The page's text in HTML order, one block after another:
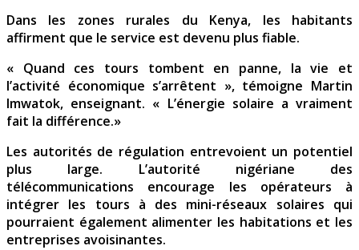
Dans les zones rurales du Kenya, les habitants
affirment que le service est devenu plus fiable.
« Quand ces tours tombent en panne, la vie et
l’activité économique s’arrêtent », témoigne Martin
Imwatok, enseignant. « L’énergie solaire a vraiment
fait la différence.»
Les autorités de régulation entrevoient un potentiel
plus large. L’autorité nigériane des
télécommunications encourage les opérateurs à
intégrer les tours à des mini-réseaux solaires qui
pourraient également alimenter les habitations et les
entreprises avoisinantes.